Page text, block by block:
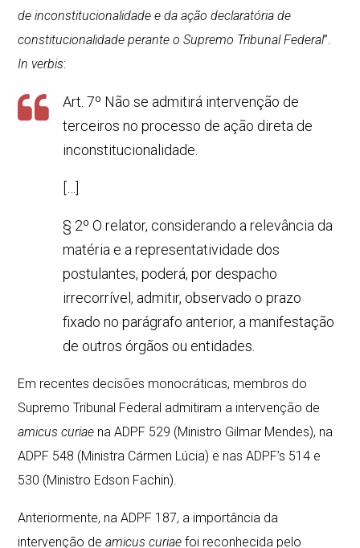
de inconstitucionalidade e da ação declaratória de
constitucionalidade perante o Supremo Tribunal Federal”.
In verbis:
Art. 7º Não se admitirá intervenção de
terceiros no processo de ação direta de
inconstitucionalidade.
§ 2º O relator, considerando a relevância da
matéria e a representatividade dos
postulantes, poderá, por despacho
irrecorrível, admitir, observado o prazo
fixado no parágrafo anterior, a manifestação
de outros órgãos ou entidades.
Em recentes decisões monocráticas, membros do
Supremo Tribunal Federal admitiram a intervenção de
amicus curiae na ADPF 529 (Ministro Gilmar Mendes), na
ADPF 548 (Ministra Cármen Lúcia) e nas ADPF’s 514 e
530 (Ministro Edson Fachin).
Anteriormente, na ADPF 187, a importância da
intervenção deamicus curiae foi reconhecida pelo